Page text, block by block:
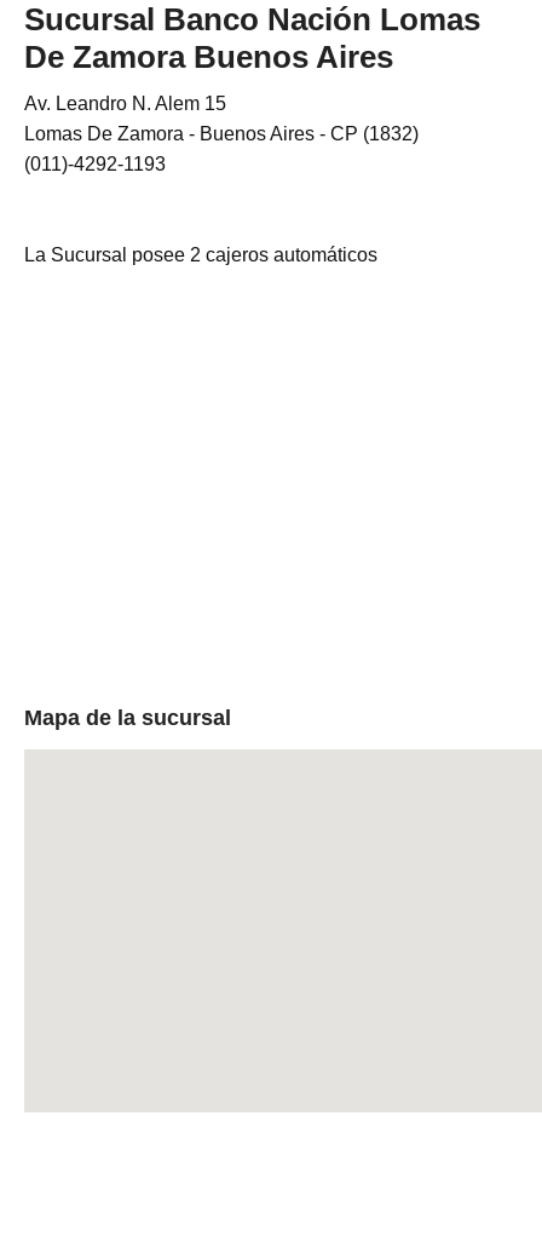
Sucursal Banco Nación Lomas
De Zamora Buenos Aires
Av. Leandro N. Alem 15
Lomas De Zamora - Buenos Aires - CP (1832)
(011)-4292-1193
La Sucursal posee 2 cajeros automáticos
Mapa de la sucursal